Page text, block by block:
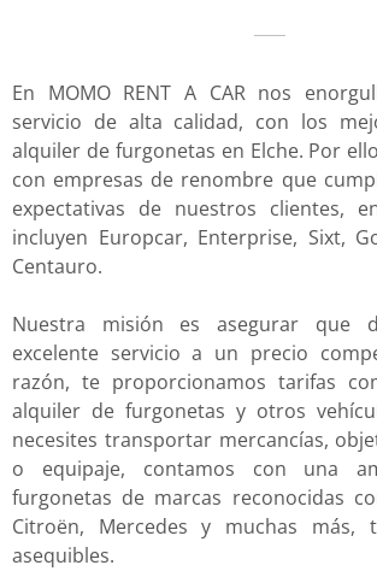
En MOMO RENT A CAR nos
servicio de alta calidad, con los
alquiler de furgonetas en Elche. Por
con empresas de renombre que
expectativas de nuestros clientes,
incluyen Europcar, Enterprise, Sixt,
Centauro.
Nuestra misión es asegurar que
excelente servicio a un precio
razón, te proporcionamos tarifas
alquiler de furgonetas y otros
necesites transportar mercancías,
o equipaje, contamos con una
furgonetas de marcas reconocidas
Citroën, Mercedes y muchas más,
asequibles.